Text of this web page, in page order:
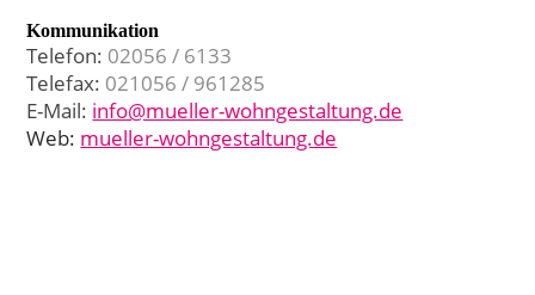
Kommunikation
Telefon: 02056 / 6133
Telefax: 021056 / 961285
E-Mail: info@mueller-wohngestaltung.de
Web: mueller-wohngestaltung.de